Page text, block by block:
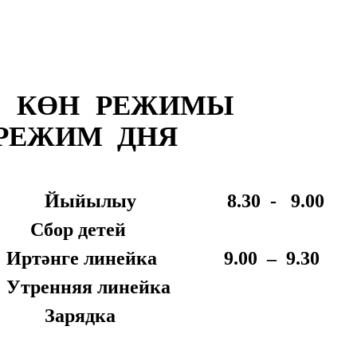
КӨН РЕЖИМЫ
ДНЯ
8.30 - 9.00
детей
линейка 9.00 – 9.30
линейка